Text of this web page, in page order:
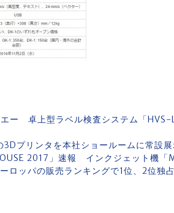
エー 卓上型ラベル検査システム「
プリンタを本社ショールームに常設
2017」速報 インクジェット機「
ッパの販売ランキングで1位、2位独